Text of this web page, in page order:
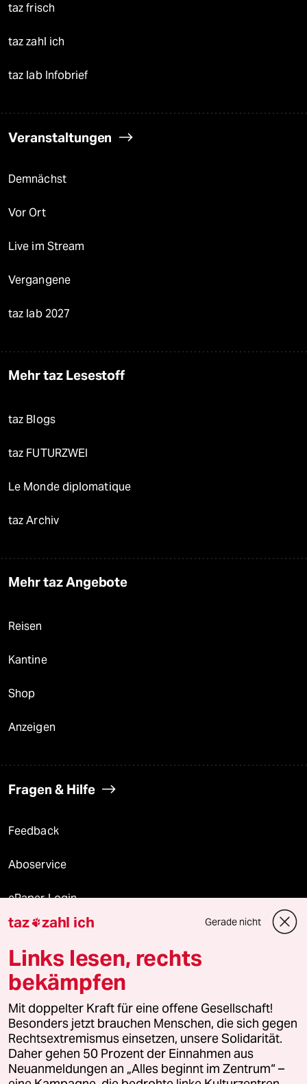
taz frisch
taz zahl ich
taz lab Infobrief
Veranstaltungen
Demnächst
Vor Ort
Live im Stream
Vergangene
taz lab 2027
Mehr taz Lesestoff
taz Blogs
taz FUTURZWEI
Le Monde diplomatique
taz Archiv
Mehr taz Angebote
Reisen
Kantine
Shop
Anzeigen
Fragen & Hilfe
Feedback
Aboservice
ePaper Login
Downloads für Abonnierende
© 2026 taz Verlags und Vertriebs GmbH
Alle Rechte vorbehalten. Bei rechtlichen Fragen oder für Genehmigungen
wenden Sie sich bitte an
lizenzen@taz.de
Feedback Redaktionsstatut Kommune-Richtlinien
taz zahl ich Gerade nicht
Links lesen, rechts
bekämpfen
Mit doppelter Kraft für eine offene Gesellschaft!
Besonders jetzt brauchen Menschen, die sich gegen
Rechtsextremismus einsetzen, unsere Solidarität.
Daher gehen 50 Prozent der Einnahmen aus
Neuanmeldungen an „Alles beginnt im Zentrum“ –